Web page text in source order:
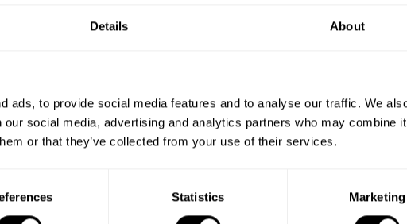
Details About
ads, to provide social media features and to analyse our traffic. We
social media, advertising and analytics partners who may combine
or that they’ve collected from your use of their services.
Statistics Marketing
Muhammad Bilal Afzal ChefEsther Tan
Ariena Y Chef Adeeb Palil